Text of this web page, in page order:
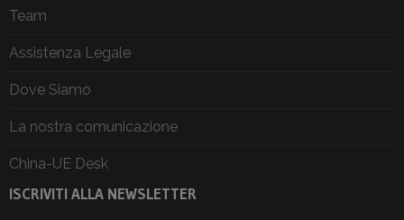
Team
Assistenza Legale
Dove Siamo
La nostra comunicazione
China-UE Desk
ISCRIVITI ALLA NEWSLETTER